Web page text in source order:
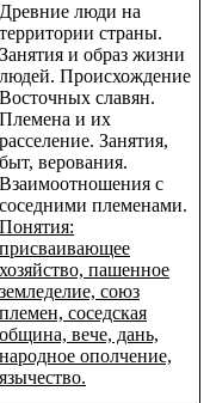
Древние люди на
территории страны.
Занятия и образ жизни
людей. Происхождение
Восточных славян.
Племена и их
расселение. Занятия,
быт, верования.
Взаимоотношения с
соседними племенами.
Понятия:
присваивающее
хозяйство, пашенное
земледелие, союз
племен, соседская
община, вече, дань,
народное ополчение,
язычество.